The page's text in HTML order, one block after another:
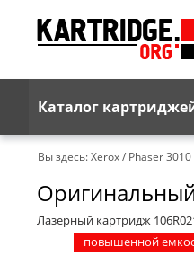
Каталог
Brother
G&G
Kodak
Lexmark
Вы здесь:Xerox/ Phaser 3010
Лазерный картридж
повышенной